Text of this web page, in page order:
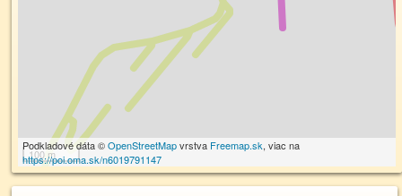
100 m
Podkladové dáta ©OpenStreetMapvrstva Freemap.sk, viac na
https://poi.oma.sk/n6019791147